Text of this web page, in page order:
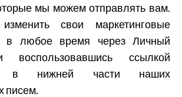
мы можем отправлять вам.
свои маркетинговые
в любое время через Личный
воспользовавшись ссылкой
в нижней части наших
писем.